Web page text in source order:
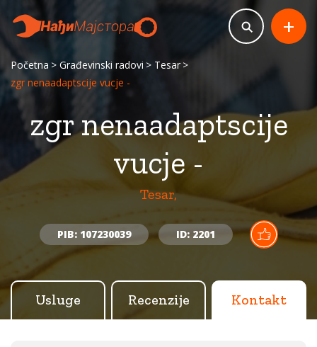
Početna Građevinski radovi
Tesar
zgr nenaadaptscije vucje -
zgr nenaadaptscije
vucje -
Tesar,
PIB: 107230039 ID: 2201
+
Usluge Recenzije Kontakt